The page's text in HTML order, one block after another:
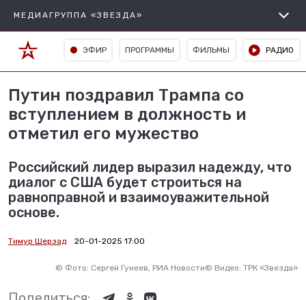
МЕДИАГРУППА «ЗВЕЗДА»
ЭФИР ПРОГРАММЫ ФИЛЬМЫ РАДИО
Путин поздравил Трампа со
вступлением в должность и
отметил его мужество
Российский лидер выразил надежду, что
диалог с США будет строиться на
равноправной и взаимоуважительной
основе.
Тимур Шерзад 20-01-2025 17:00
© Фото: Сергей Гунеев, РИА Новости© Видео: ТРК «Звезда»